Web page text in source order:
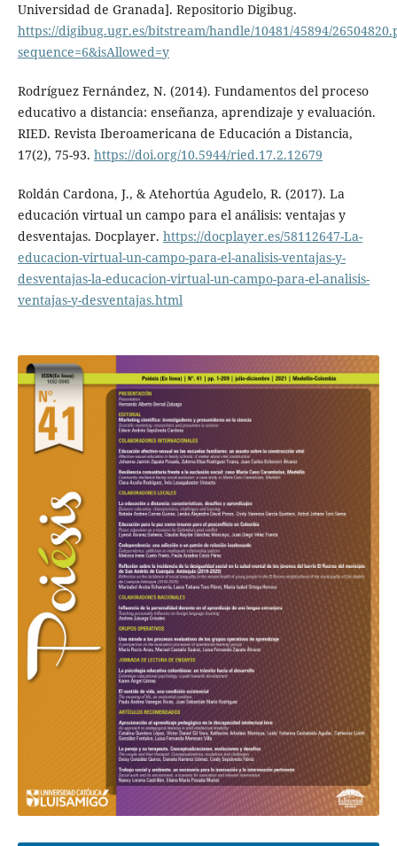
Universidad de Granada]. Repositorio Digibug.
https://digibug.ugr.es/bitstream/handle/10481/45894/
sequence=6&isAllowed=y
Rodríguez Fernández, N. (2014). Fundamentos del proceso
educativo a distancia: enseñanza, aprendizaje y evaluación.
RIED. Revista Iberoamericana de Educación a Distancia,
17(2), 75-93. https://doi.org/10.5944/ried.17.2.12679
Roldán Cardona, J., & Atehortúa Agudelo, R. (2017). La
educación virtual un campo para el análisis: ventajas y
desventajas. Docplayer. https://docplayer.es/58112647-La-
educacion-virtual-un-campo-para-el-analisis-ventajas-y-
desventajas-la-educacion-virtual-un-campo-para-el-analisis-
ventajas-y-desventajas.html